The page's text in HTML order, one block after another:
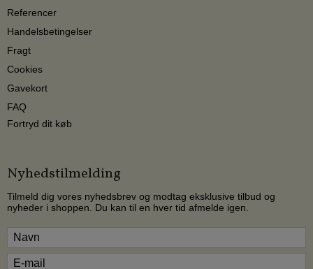
Referencer
Handelsbetingelser
Fragt
Cookies
Gavekort
FAQ
Fortryd dit køb
Nyhedstilmelding
Tilmeld dig vores nyhedsbrev og modtag eksklusive tilbud og
nyheder i shoppen. Du kan til en hver tid afmelde igen.